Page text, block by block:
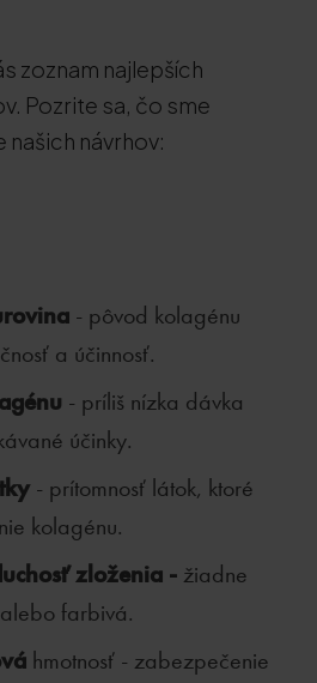
zoznam najlepších
Pozrite sa, čo sme
návrhov:
- pôvod kolagénu
a účinnosť.
- príliš nízka dávka
účinky.
- prítomnosť látok, ktoré
kolagénu.
zloženia - žiadne
farbivá.
hmotnosť - zabezpečenie